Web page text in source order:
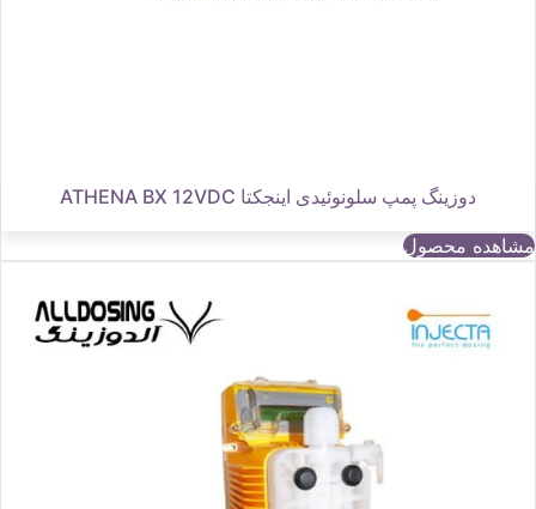
دوزینگ پمپ سلونوئیدی اینجکتا ATHENA BX 12VDC
مشاهده محصول